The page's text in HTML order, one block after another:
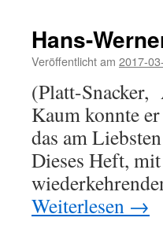
Hans-
Veröffentlicht am 2017-
(Platt-
Kaum konnte
das am
Dieses Heft,
Weiterlesen →